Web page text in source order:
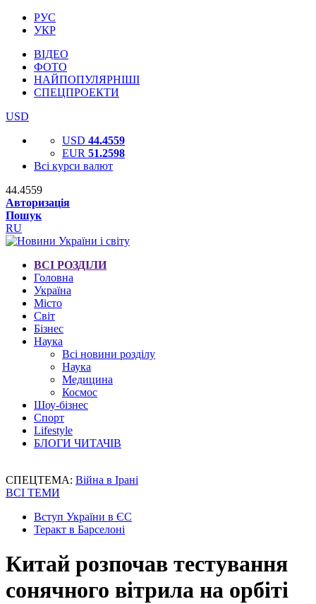
РУС
УКР
ВІДЕО
ФОТО
НАЙПОПУЛЯРНІШІ
СПЕЦПРОЕКТИ
USD
USD 44.4559
EUR 51.2598
Всі курси валют
44.4559
Авторизація
Пошук
RU
ВСІ РОЗДІЛИ
Головна
Україна
Місто
Світ
Бізнес
Наука
Всі новини розділу
Наука
Медицина
Космос
Шоу-бізнес
Спорт
Lifestyle
БЛОГИ ЧИТАЧІВ
СПЕЦТЕМА: Війна в Ірані
ВСІ ТЕМИ
Вступ України в ЄС
Теракт в Барселоні
Китай розпочав тестування
сонячного вітрила на орбіті